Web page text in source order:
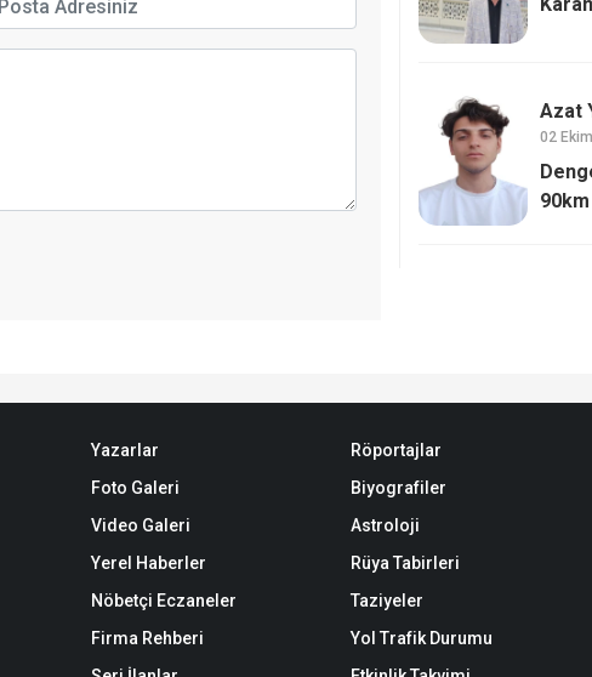
Azat
02
90km
Yazarlar
Foto Galeri
Video Galeri
Yerel Haberler
Nöbetçi Eczaneler
Firma Rehberi
Röportajlar
Biyografiler
Astroloji
Rüya Tabirleri
Taziyeler
Yol Trafik Durumu